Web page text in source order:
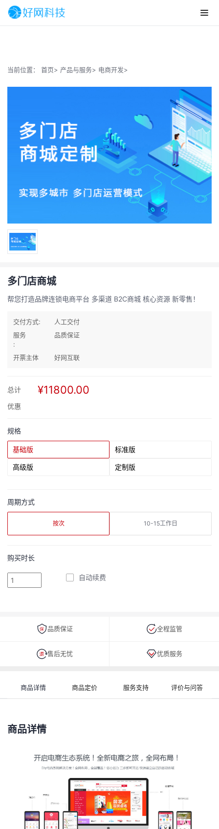
当前位置： 首页> 产品与服务> 电商开发>
多门店商城
帮您打造品牌连锁电商平台 多渠道 B2C商城 核心资源 新零售！
交付方式:
人工交付
服务
:
品质保证
开票主体 好网互联
总计 ¥11800.00
优惠
规格
基础版 标准版
高级版 定制版
周期方式
按次 10-15工作日
购买时长
自动续费
品质保证 全程监管
售后无忧 优质服务
商品详情 商品定价 服务支持 评价与问答
商品详情